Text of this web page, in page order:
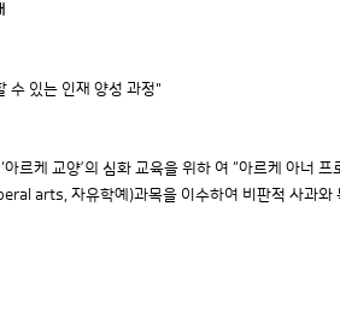
수 있는 인재 양성 과정"
르케 교양’의 심화 교육을 위하 여 “아르케 아너
arts, 자유학예)과목을 이수하여 비판적 사과와